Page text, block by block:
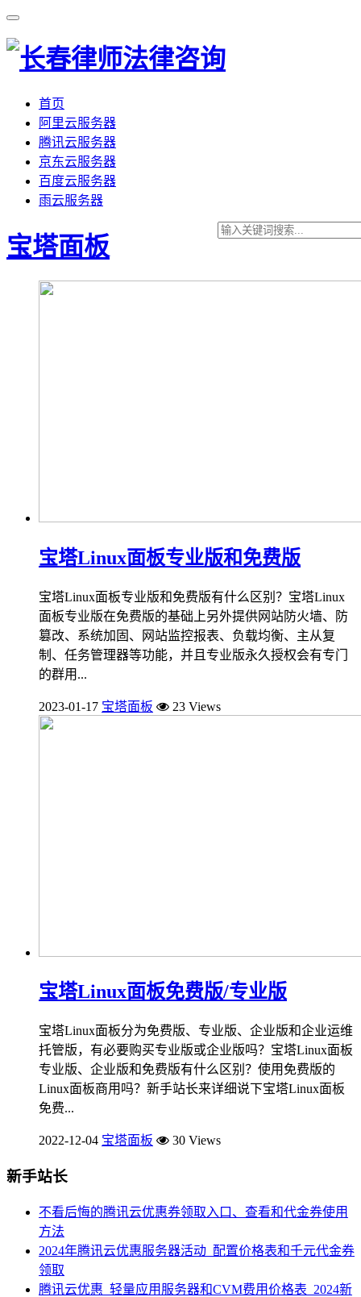
首页
阿里云服务器
腾讯云服务器
京东云服务器
百度云服务器
雨云服务器
宝塔面板
宝塔Linux面板专业版和免费版
宝塔Linux面板专业版和免费版有什么区别？宝塔Linux
面板专业版在免费版的基础上另外提供网站防火墙、防
篡改、系统加固、网站监控报表、负载均衡、主从复
制、任务管理器等功能，并且专业版永久授权会有专门
的群用...
2023-01-17 宝塔面板 23 Views
宝塔Linux面板免费版/专业版
宝塔Linux面板分为免费版、专业版、企业版和企业运维
托管版，有必要购买专业版或企业版吗？宝塔Linux面板
专业版、企业版和免费版有什么区别？使用免费版的
Linux面板商用吗？新手站长来详细说下宝塔Linux面板
免费...
2022-12-04 宝塔面板 30 Views
新手站长
不看后悔的腾讯云优惠券领取入口、查看和代金券使用
方法
2024年腾讯云优惠服务器活动_配置价格表和千元代金券
领取
腾讯云优惠_轻量应用服务器和CVM费用价格表_2024新